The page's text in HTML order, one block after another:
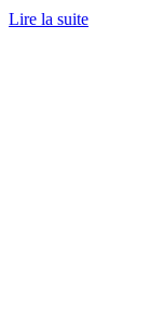
Lire la suite